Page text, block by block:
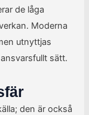
de låga
Moderna
utnyttjas
sätt.
den är också